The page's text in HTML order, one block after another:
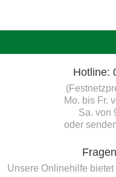
Hotline:
Mo. bis Fr.
Sa. von
oder
Unsere Onlinehilfe bietet